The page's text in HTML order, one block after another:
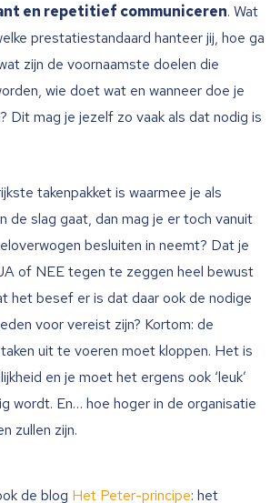
en repetitief communiceren. Wat
prestatiestandaard hanteer jij, hoe ga
zijn de voornaamste doelen die
wie doet wat en wanneer doe je
Dit mag je jezelf zo vaak als dat nodig is
takenpakket is waarmee je als
de slag gaat, dan mag je er toch vanuit
besluiten in neemt? Dat je
of NEE tegen te zeggen heel bewust
het besef er is dat daar ook de nodige
voor vereist zijn? Kortom: de
uit te voeren moet kloppen. Het is
en je moet het ergens ook ‘leuk’
wordt. En… hoe hoger in de organisatie
zullen zijn.
de blog Het Peter-principe: het